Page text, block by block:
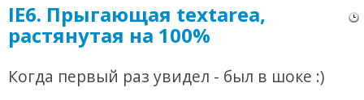
IE6. Прыгающая textarea,
растянутая на 100%
Когда первый раз увидел - был в шоке :)